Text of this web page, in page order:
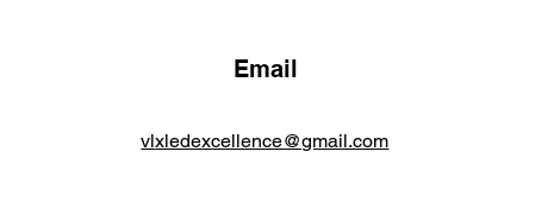
Email
vlxledexcellence@gmail.com